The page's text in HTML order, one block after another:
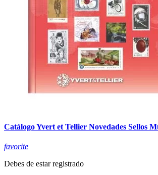
Catálogo Yvert et Tellier Novedades Sellos
favorite
Debes de estar registrado